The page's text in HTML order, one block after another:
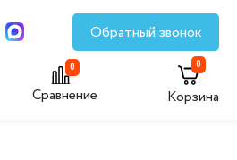
Обратный звонок
0
Сравнение
0
Корзина